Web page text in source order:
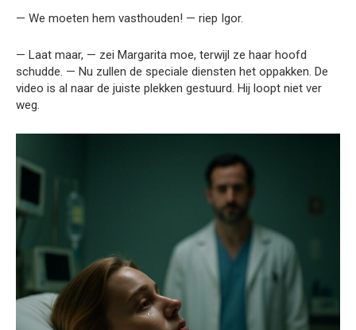
— We moeten hem vasthouden! — riep Igor.
— Laat maar, — zei Margarita moe, terwijl ze haar hoofd
schudde. — Nu zullen de speciale diensten het oppakken. De
video is al naar de juiste plekken gestuurd. Hij loopt niet ver
weg.